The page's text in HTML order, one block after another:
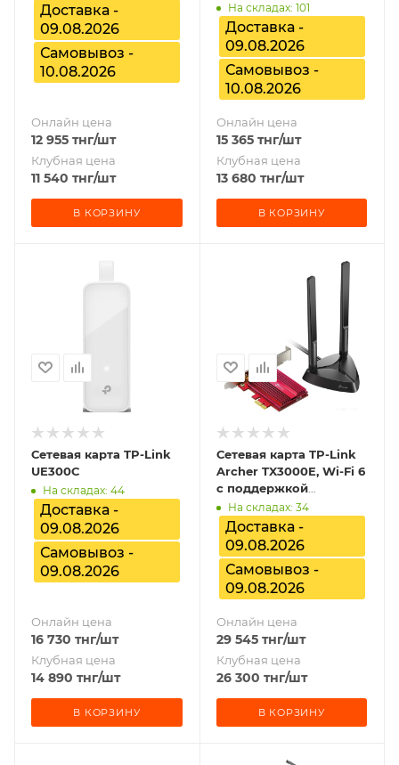
Доставка -
09.08.2026
Самовывоз -
10.08.2026
Онлайн цена
12 955 тнг/шт
Клубная цена
11 540 тнг/шт
В КОРЗИНУ
На складах: 101
Доставка -
09.08.2026
Самовывоз -
10.08.2026
Онлайн цена
15 365тнг/шт
Клубная цена
13 680 тнг/шт
В КОРЗИНУ
Сетевая карта TP-Link
UE300C
На складах: 44
Доставка -
09.08.2026
Самовывоз -
09.08.2026
Онлайн цена
16 730 тнг/шт
Клубная цена
14 890 тнг/шт
В КОРЗИНУ
Сетевая карта TP-Link
Archer TX3000E, Wi-Fi 6
с поддержкой
Bluetooth 5.0
На складах: 34
Доставка -
09.08.2026
Самовывоз -
09.08.2026
Онлайн цена
29 545тнг/шт
Клубная цена
26 300 тнг/шт
В КОРЗИНУ